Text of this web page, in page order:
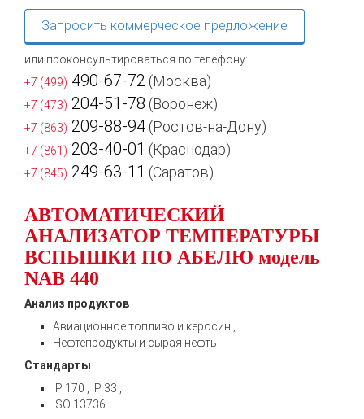
Запросить коммерческое предложение
или проконсультироваться по телефону:
+7 (499) 490-67-72 (Москва)
+7 (473) 204-51-78 (Воронеж)
+7 (863) 209-88-94 (Ростов-на-Дону)
+7 (861) 203-40-01 (Краснодар)
+7 (845) 249-63-11 (Саратов)
АВТОМАТИЧЕСКИЙ
АНАЛИЗАТОР ТЕМПЕРАТУРЫ
ВСПЫШКИ ПО АБЕЛЮ модель
NAB 440
Анализ продуктов
Авиационное топливо и керосин ,
Нефтепродукты и сырая нефть
Стандарты
IP 170 , IP 33 ,
ISO 13736